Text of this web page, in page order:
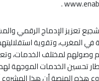
تعزيز الإدماج الرقمي
المغرب، وتقوية
وصولهم لمختلف الخدمات،
تحسين الخدمات الموجهة